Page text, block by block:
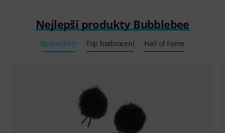
Nejlepší produkty Bubblebee
Bestsellery Top hodnocení Hall of Fame